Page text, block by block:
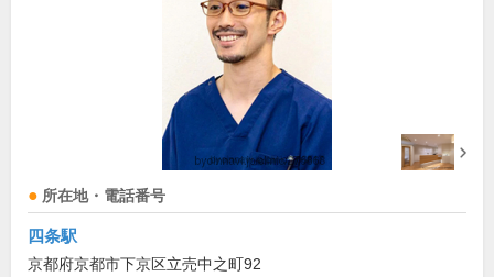
所在地・電話番号
四条駅
京都府京都市下京区立売中之町92